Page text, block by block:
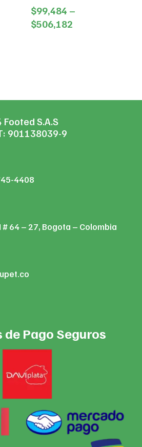
$99,484 –
$506,182
Footed S.A.S
901138039-9
4408
# 64 – 27, Bogota – Colombia
Pago Seguros